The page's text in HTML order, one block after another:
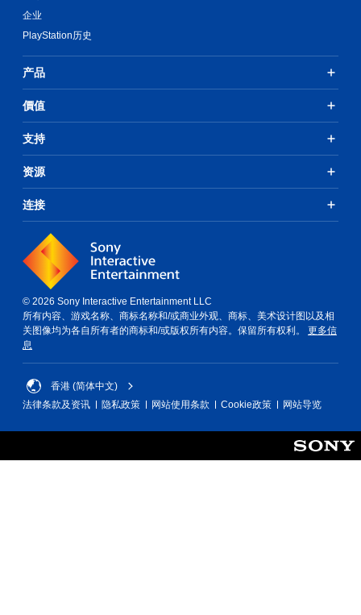
企业
PlayStation历史
产品
價值
支持
资源
连接
© 2026 Sony Interactive Entertainment LLC
所有内容、游戏名称、商标名称和/或商业外观、商标、美术设计图以及相
关图像均为各自所有者的商标和/或版权所有内容。保留所有权利。 更多信
息
香港 (简体中文)
法律条款及资讯
隐私政策 网站使用条款 Cookie政策 网站导览